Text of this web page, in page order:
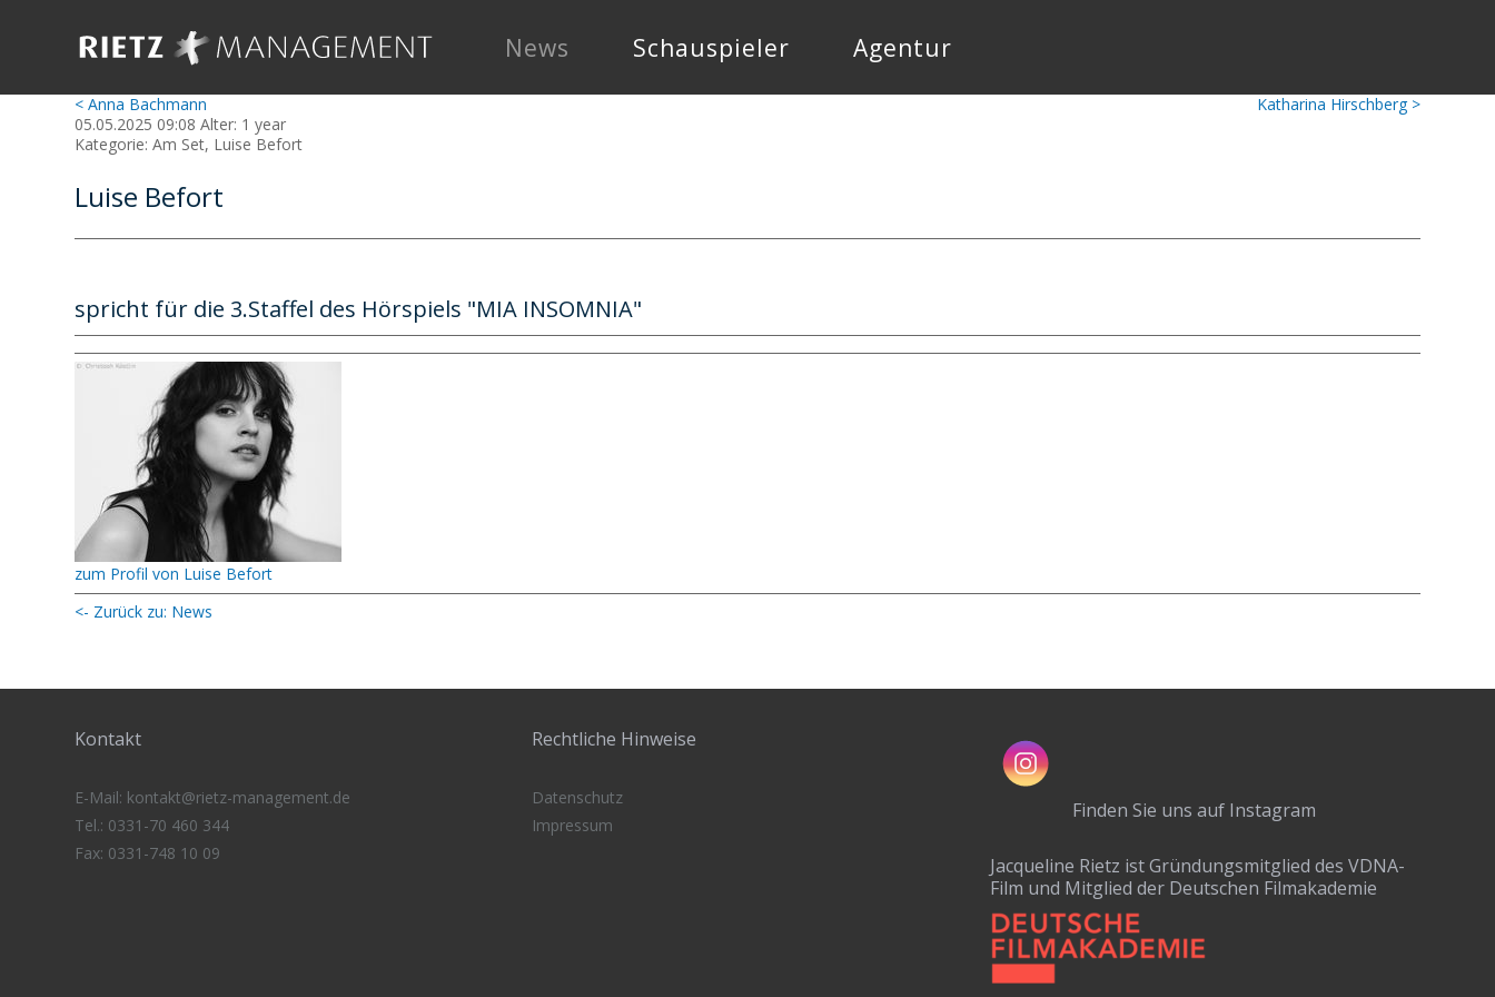
News Schauspieler Agentur
Katharina Hirschberg >
< Anna Bachmann
05.05.2025 09:08 Alter: 1 year
Kategorie: Am Set, Luise Befort
Luise Befort
spricht für die 3.Staffel des Hörspiels "MIA INSOMNIA"
zum Profil von Luise Befort
<- Zurück zu: News
Kontakt
E-Mail: kontakt@rietz-management.de
Tel.: 0331-70 460 344
Fax: 0331-748 10 09
Rechtliche Hinweise
Datenschutz
Impressum
Finden Sie uns auf Instagram
Jacqueline Rietz ist Gründungsmitglied des VDNA-
Film und Mitglied der Deutschen Filmakademie